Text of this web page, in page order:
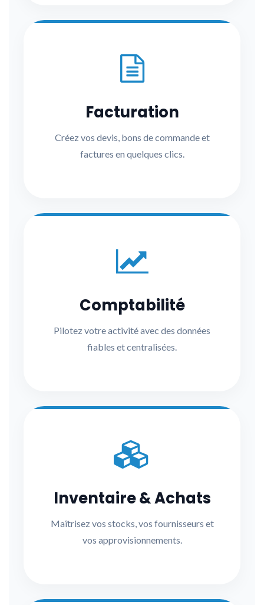
Facturation
Créez vos devis, bons de commande et
factures en quelques clics.
Comptabilité
Pilotez votre activité avec des données
fiables et centralisées.
Inventaire & Achats
Maîtrisez vos stocks, vos fournisseurs et
vos approvisionnements.